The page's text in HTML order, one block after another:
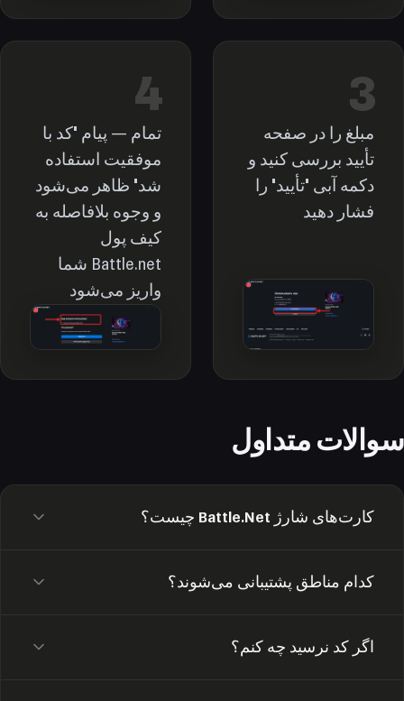
3
مبلغ را در صفحه
تأیید بررسی کنید و
دکمه آبی "تأیید" را
فشار دهید
4
تمام — پیام "کد با
موفقیت استفاده
شد" ظاهر می‌شود
و وجوه بلافاصله به
کیف پول
Battle.net شما
واریز می‌شود
سوالات متداول
کارت‌های شارژ Battle.Net چیست؟
شما هستند. وجوه را می‌توان در فروشگاه Battle.Net صرف
کدام مناطق پشتیبانی می‌شوند؟
می‌شوند. منطقه کارت باید با منطقه حساب شما مطابقت
اگر کد نرسید چه کنم؟